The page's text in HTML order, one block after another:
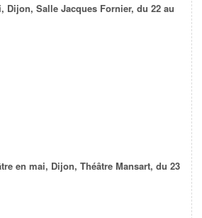
Dijon, Salle Jacques Fornier, du 22 au
en mai, Dijon, Théâtre Mansart, du 23